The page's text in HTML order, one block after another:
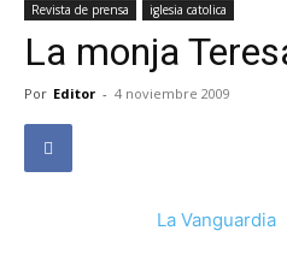
Revista de prensa iglesia catolica
La monja
Por Editor - 4 noviembre 2009
La Vanguardia